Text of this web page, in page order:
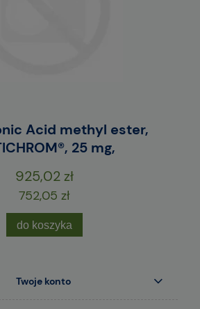
Acid methyl ester,
25 mg,
925,02 zł
752,05 zł
do koszyka
Twoje konto